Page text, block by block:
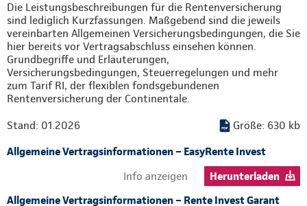
Die Leistungsbeschreibungen für die Rentenversicherung
sind lediglich Kurzfassungen. Maßgebend sind die jeweils
vereinbarten Allgemeinen Versicherungsbedingungen, die Sie
hier bereits vor Vertragsabschluss einsehen können.
Grundbegriffe und Erläuterungen,
Versicherungsbedingungen, Steuerregelungen und mehr
zum Tarif RI, der flexiblen fondsgebundenen
Rentenversicherung der Continentale.
Stand: 01.2026
Größe: 630 kb
Allgemeine Vertragsinformationen – EasyRente Invest
Info anzeigen
Herunterladen
Allgemeine Vertragsinformationen – Rente Invest Garant